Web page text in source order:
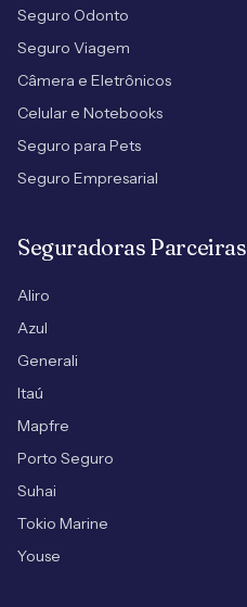
Seguro Odonto
Seguro Viagem
Câmera e Eletrônicos
Celular e Notebooks
Seguro para Pets
Seguro Empresarial
Seguradoras Parceiras
Aliro
Azul
Generali
Itaú
Mapfre
Porto Seguro
Suhai
Tokio Marine
Youse